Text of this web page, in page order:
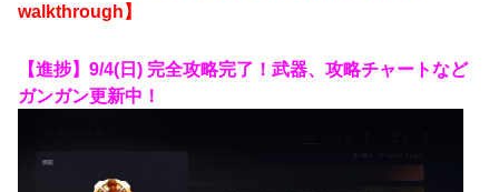
walkthrough】
【進捗】9/4(日) 完全攻略完了！武器、攻略チャートなど
ガンガン更新中！